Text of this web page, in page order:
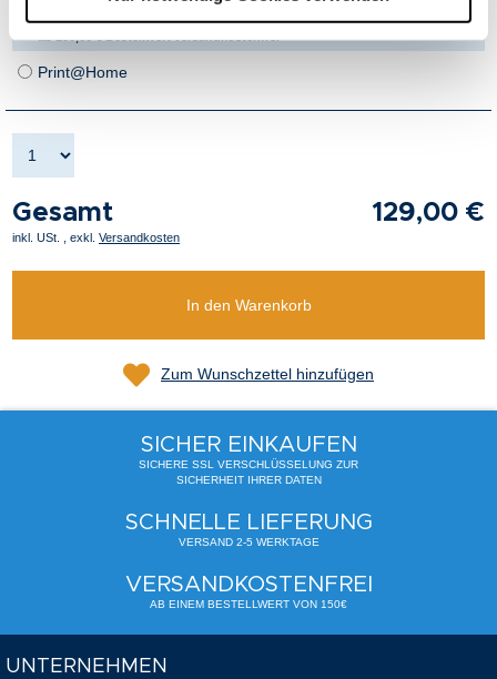
+4,50 € Versandkosten pro Bestellung
ab 150,00 € Bestellwert versandkostenfrei
Print@Home
Gesamt 129,00 €
inkl. USt. , exkl. Versandkosten
In den Warenkorb
Zum Wunschzettel hinzufügen
SICHER EINKAUFEN
SICHERE SSL VERSCHLÜSSELUNG ZUR
SICHERHEIT IHRER DATEN
SCHNELLE LIEFERUNG
VERSAND 2-5 WERKTAGE
VERSANDKOSTENFREI
AB EINEM BESTELLWERT VON 150€
UNTERNEHMEN